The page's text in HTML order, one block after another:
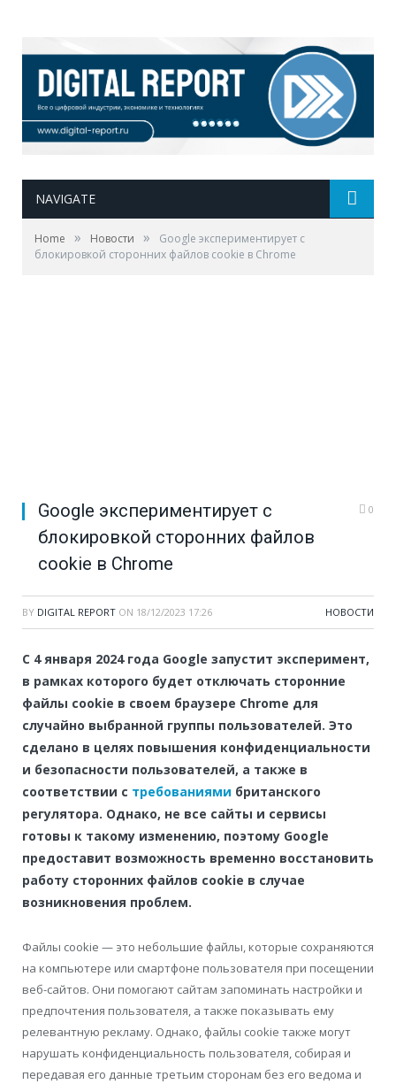
NAVIGATE
Home » Новости »
Google экспериментирует с
блокировкой сторонних файлов cookie в Chrome
Google экспериментирует с
блокировкой сторонних файлов
cookie в Chrome
0
BY DIGITAL REPORT ON 18/12/2023 17:26 НОВОСТИ
С 4 января 2024 года Google запустит эксперимент,
в рамках которого будет отключать сторонние
файлы cookie в своем браузере Chrome для
случайно выбранной группы пользователей. Это
сделано в целях повышения конфиденциальности
и безопасности пользователей, а также в
соответствии с требованиями британского
регулятора. Однако, не все сайты и сервисы
готовы к такому изменению, поэтому Google
предоставит возможность временно восстановить
работу сторонних файлов cookie в случае
возникновения проблем.
Файлы cookie — это небольшие файлы, которые сохраняются
на компьютере или смартфоне пользователя при посещении
веб-сайтов. Они помогают сайтам запоминать настройки и
предпочтения пользователя, а также показывать ему
релевантную рекламу. Однако, файлы cookie также могут
нарушать конфиденциальность пользователя, собирая и
передавая его данные третьим сторонам без его ведома и